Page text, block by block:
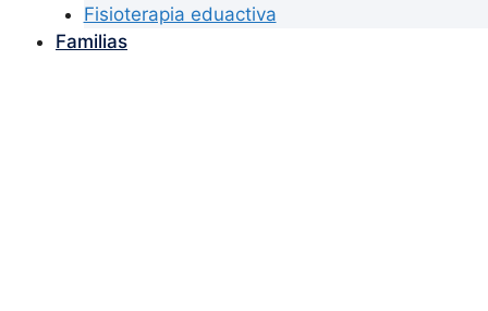
Fisioterapia eduactiva
Familias